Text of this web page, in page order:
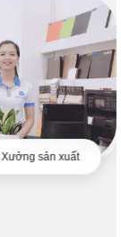
Xưởng sản xuất